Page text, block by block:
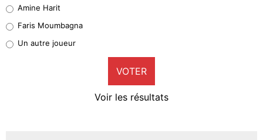
1%
9%
Amine Harit
Faris Moumbagna
Un autre joueur
VOTER
Voir les résultats